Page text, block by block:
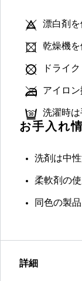
漂白剤
乾燥機
ドライ
アイロ
洗濯時は
お手入れ
洗剤は中
柔軟剤の
同色の製
詳細